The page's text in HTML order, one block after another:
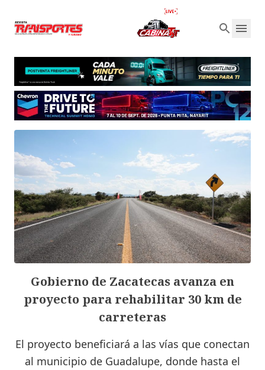
Gobierno de Zacatecas avanza en
proyecto para rehabilitar 30 km de
carreteras
El proyecto beneficiará a las vías que conectan
al municipio de Guadalupe, donde hasta el